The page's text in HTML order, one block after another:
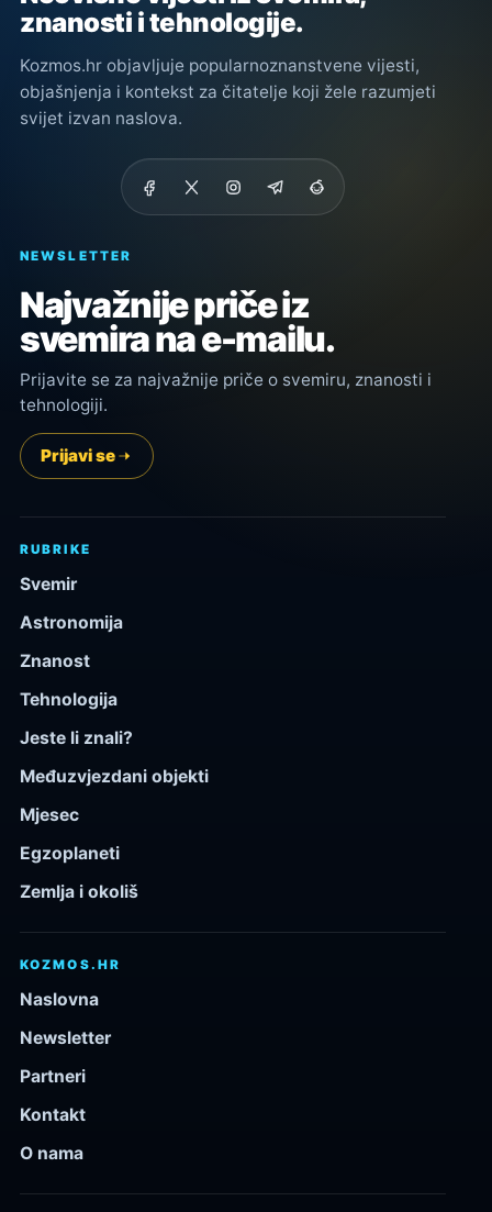
znanosti i tehnologije.
Kozmos.hr objavljuje popularnoznanstvene vijesti,
objašnjenja i kontekst za čitatelje koji žele razumjeti
svijet izvan naslova.
NEWSLETTER
Najvažnije priče iz
svemira na e-mailu.
Prijavite se za najvažnije priče o svemiru, znanosti i
tehnologiji.
Prijavi se
RUBRIKE
Svemir
Astronomija
Znanost
Tehnologija
Jeste li znali?
Međuzvjezdani objekti
Mjesec
Egzoplaneti
Zemlja i okoliš
KOZMOS.HR
Naslovna
Newsletter
Partneri
Kontakt
O nama